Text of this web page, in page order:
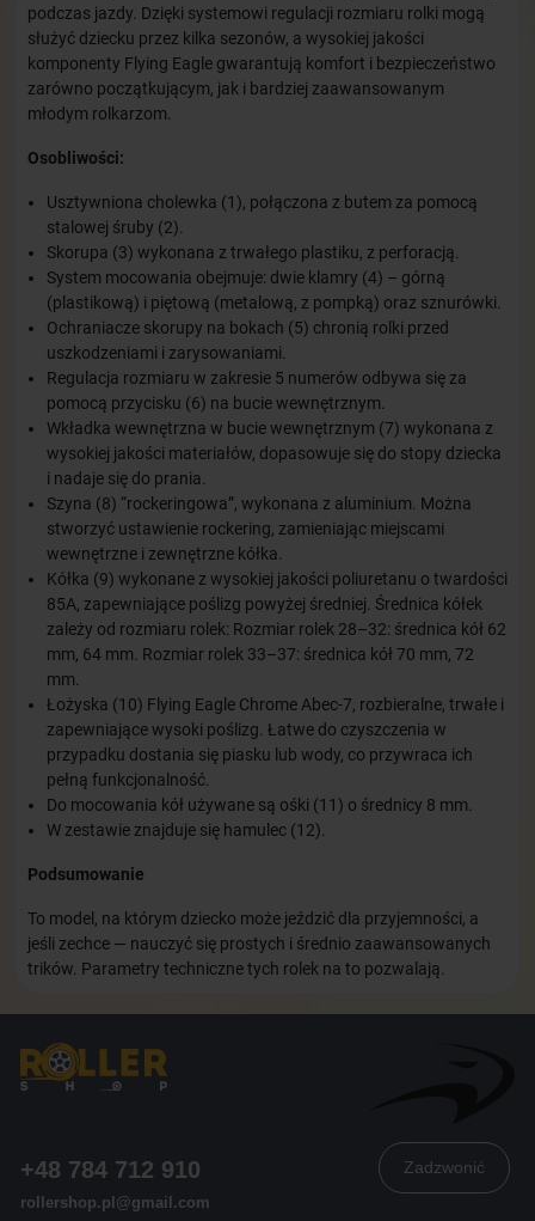
podczas jazdy. Dzięki systemowi regulacji rozmiaru rolki mogą
służyć dziecku przez kilka sezonów, a wysokiej jakości
komponenty Flying Eagle gwarantują komfort i bezpieczeństwo
zarówno początkującym, jak i bardziej zaawansowanym
młodym rolkarzom.
Osobliwości:
Usztywniona cholewka (1), połączona z butem za pomocą
stalowej śruby (2).
Skorupa (3) wykonana z trwałego plastiku, z perforacją.
System mocowania obejmuje: dwie klamry (4) – górną
(plastikową) i piętową (metalową, z pompką) oraz sznurówki.
Ochraniacze skorupy na bokach (5) chronią rolki przed
uszkodzeniami i zarysowaniami.
Regulacja rozmiaru w zakresie 5 numerów odbywa się za
pomocą przycisku (6) na bucie wewnętrznym.
Wkładka wewnętrzna w bucie wewnętrznym (7) wykonana z
wysokiej jakości materiałów, dopasowuje się do stopy dziecka
i nadaje się do prania.
Szyna (8) “rockeringowa”, wykonana z aluminium. Można
stworzyć ustawienie rockering, zamieniając miejscami
wewnętrzne i zewnętrzne kółka.
Kółka (9) wykonane z wysokiej jakości poliuretanu o twardości
85A, zapewniające poślizg powyżej średniej. Średnica kółek
zależy od rozmiaru rolek: Rozmiar rolek 28–32: średnica kół 62
mm, 64 mm. Rozmiar rolek 33–37: średnica kół 70 mm, 72
mm.
Łożyska (10) Flying Eagle Chrome Abec-7, rozbieralne, trwałe i
zapewniające wysoki poślizg. Łatwe do czyszczenia w
przypadku dostania się piasku lub wody, co przywraca ich
pełną funkcjonalność.
Do mocowania kół używane są ośki (11) o średnicy 8 mm.
W zestawie znajduje się hamulec (12).
Podsumowanie
To model, na którym dziecko może jeździć dla przyjemności, a
jeśli zechce — nauczyć się prostych i średnio zaawansowanych
trików. Parametry techniczne tych rolek na to pozwalają.
+48 784 712 910
rollershop.pl@gmail.com
Zadzwonić